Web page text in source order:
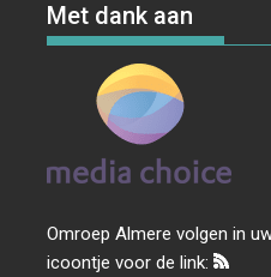
Met dank aan
Omroep Almere volgen in
icoontje voor de link: